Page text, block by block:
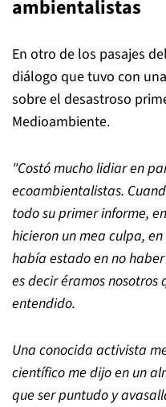
ambientalistas
En otro de los pasajes
diálogo que tuvo con
sobre el desastroso
Medioambiente.
"Costó mucho lidiar en
ecoambientalistas.
todo su primer informe,
hicieron un mea culpa,
había estado en no
es decir éramos nosotros
entendido.
Una conocida activista
científico me dijo en un
que ser puntudo y